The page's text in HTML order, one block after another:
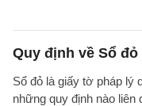
Quy định về Sổ
Sổ đỏ là giấy tờ pháp lý
những quy định nào